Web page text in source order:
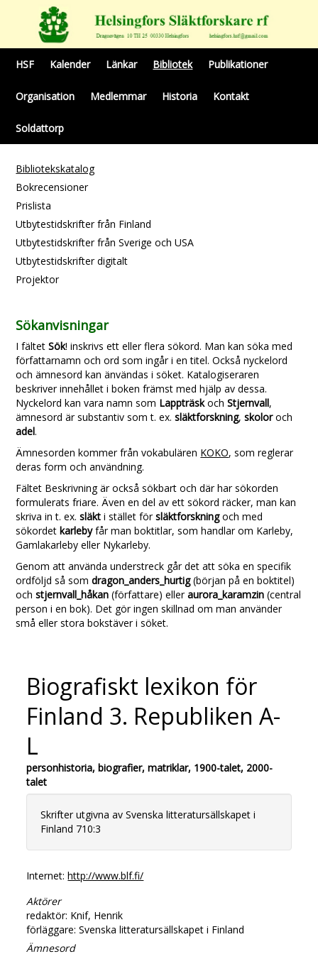
HSF Kalender Länkar Bibliotek Publikationer
Organisation Medlemmar Historia Kontakt
Soldattorp
Bibliotekskatalog
Bokrecensioner
Prislista
Utbytestidskrifter från Finland
Utbytestidskrifter från Sverige och USA
Utbytestidskrifter digitalt
Projektor
Sökanvisningar
I fältetSök! inskrivs ett eller flera sökord. Man kan söka med
författarnamn och ord som ingår i en titel. Också nyckelord
och ämnesord kan änvändas i söket. Katalogiseraren
beskriver innehållet i boken främst med hjälp av dessa.
Nyckelord kan vara namn som LappträskochStjernvall,
ämnesord är substantiv som t. ex.släktforskning,skoloroch
adel.
Ämnesorden kommer från vokabulären KOKO, som reglerar
deras form och användning.
Fältet Beskrivning är också sökbart och där har sökorden
formulerats friare. Även en del av ett sökord räcker, man kan
skriva in t. ex.släkti stället försläktforskningoch med
sökordetkarlebyfår man boktitlar, som handlar om Karleby,
Gamlakarleby eller Nykarleby.
Genom att använda understreck går det att söka en specifik
ordföljd så somdragon_anders_hurtig(början på en boktitel)
ochstjernvall_håkan (författare) elleraurora_karamzin (central
person i en bok). Det gör ingen skillnad om man använder
små eller stora bokstäver i söket.
Biografiskt lexikon för
Finland 3. Republiken A-
L
personhistoria, biografier, matriklar, 1900-talet, 2000-
talet
Skrifter utgivna av Svenska litteratursällskapet i
Finland 710:3
Internet:http://www.blf.fi/
Aktörer
redaktör: Knif, Henrik
förläggare: Svenska litteratursällskapet i Finland
Ämnesord